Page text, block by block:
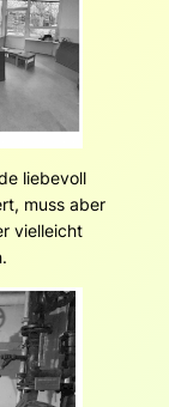
liebevoll
muss aber
vielleicht